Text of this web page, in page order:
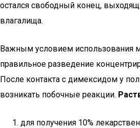
остался свободный конец,
влагалища.
Важным условием использования
правильное разведение
После контакта с димексидом у
возникать побочные реакции.
для получения 10%